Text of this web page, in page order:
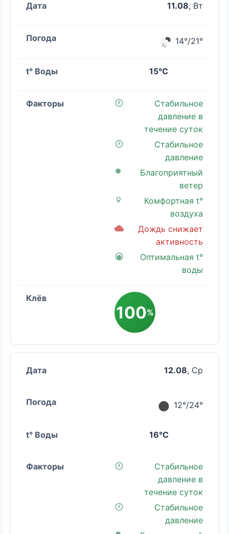
11.08, Вт
14°/21°
15°C
Стабильное
давление в
течение суток
Стабильное
давление
Благоприятный
ветер
Комфортная t°
воздуха
Дождь снижает
активность
Оптимальная t°
воды
100%
12.08, Ср
12°/24°
16°C
Стабильное
давление в
течение суток
Стабильное
давление